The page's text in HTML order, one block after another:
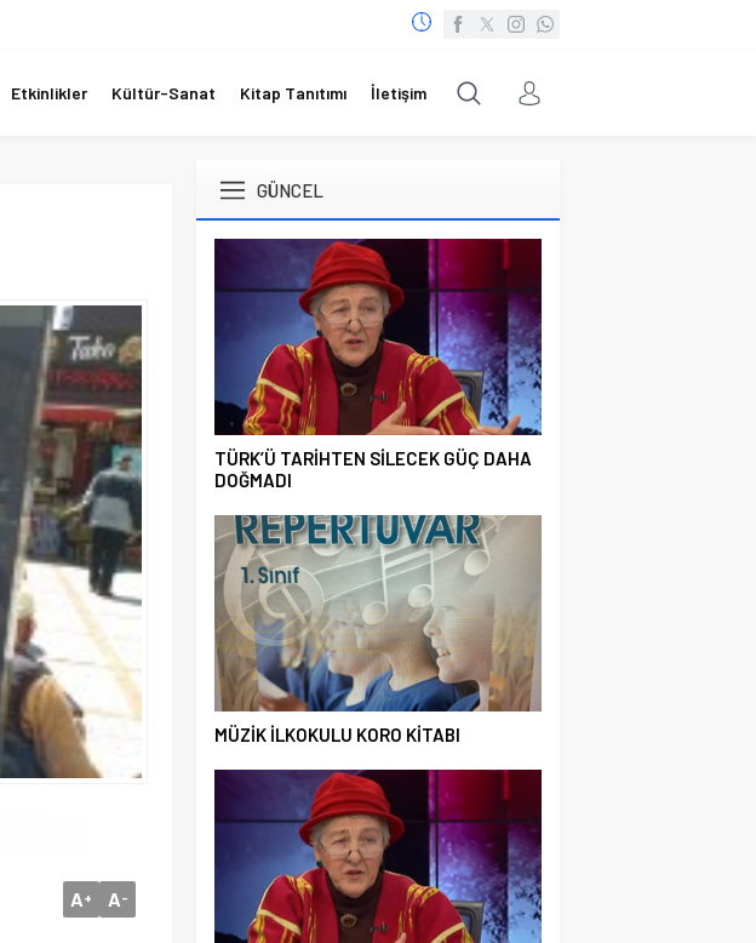
Etkinlikler Kültür-Sanat Kitap Tanıtımı İletişim
A+ A-
GÜNCEL
TÜRK’Ü TARİHTEN SİLECEK GÜÇ DAHA
DOĞMADI
MÜZİK İLKOKULU KORO KİTABI